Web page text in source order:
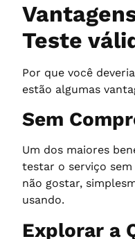
Teste
Por que você
estão algumas
Sem
Um dos maiores
testar o serviço
não gostar,
usando.
Explorar a